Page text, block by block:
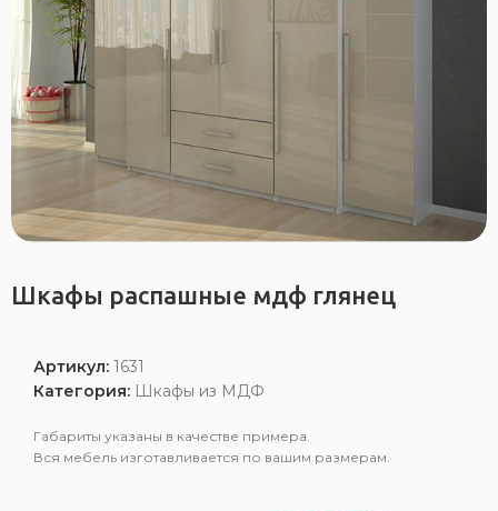
Шкафы распашные мдф глянец
Артикул:1631
Категория: Шкафы из МДФ
Габариты указаны в качестве примера.
Вся мебель изготавливается по вашим размерам.